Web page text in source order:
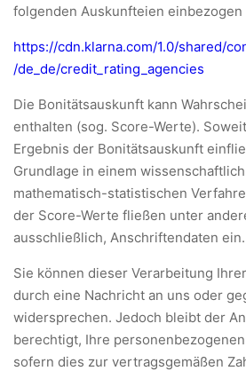
folgenden Auskunfteien einbezogen
https://cdn.klarna.com/1.0/shared/
/de_de/credit_rating_agencies
Die Bonitätsauskunft kann
enthalten (sog. Score-Werte).
Ergebnis der Bonitätsauskunft
Grundlage in einem
mathematisch-statistischen
der Score-Werte fließen unter
ausschließlich, Anschriftendaten ein.
Sie können dieser Verarbeitung
durch eine Nachricht an uns oder
widersprechen. Jedoch bleibt der
berechtigt, Ihre
sofern dies zur vertragsgemäßen